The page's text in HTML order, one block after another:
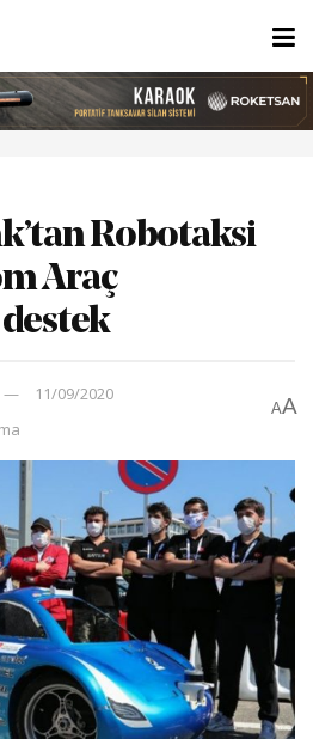
Robotaksi
Araç
destek
11/09/2020
AA